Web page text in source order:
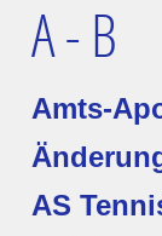
A - B
Amts-
AS